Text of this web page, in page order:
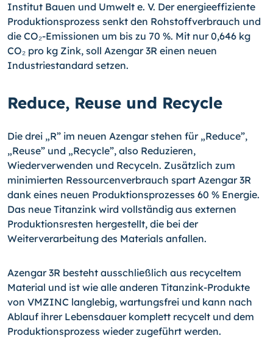
Institut Bauen und Umwelt e. V. Der energieeffiziente
Produktionsprozess senkt den Rohstoffverbrauch und
die CO₂-Emissionen um bis zu 70 %. Mit nur 0,646 kg
CO₂ pro kg Zink, soll Azengar 3R einen neuen
Industriestandard setzen.
Reduce, Reuse und Recycle
Die drei „R” im neuen Azengar stehen für „Reduce”,
„Reuse” und „Recycle”, also Reduzieren,
Wiederverwenden und Recyceln. Zusätzlich zum
minimierten Ressourcenverbrauch spart Azengar 3R
dank eines neuen Produktionsprozesses 60 % Energie.
Das neue Titanzink wird vollständig aus externen
Produktionsresten hergestellt, die bei der
Weiterverarbeitung des Materials anfallen.
Azengar 3R besteht ausschließlich aus recyceltem
Material und ist wie alle anderen Titanzink-Produkte
von VMZINC langlebig, wartungsfrei und kann nach
Ablauf ihrer Lebensdauer komplett recycelt und dem
Produktionsprozess wieder zugeführt werden.